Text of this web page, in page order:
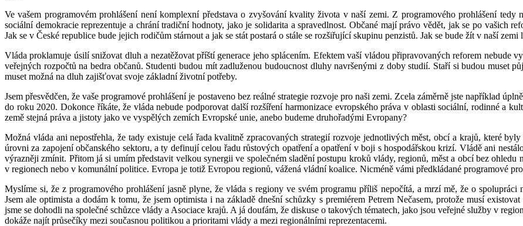
Ve vašem programovém prohlášení není komplexní představa o zvyšování kvality života v naší zemi. Z programového prohlášení tedy
sociální demokracie reprezentuje a chrání tradiční hodnoty, jako je solidarita a spravedlnost. Občané mají právo vědět, jak se po vašich
Jak se v České republice bude jejich rodičům stárnout a jak se stát postará o stále se rozšiřující skupinu penzistů. Jak se bude žít v naší
Vláda proklamuje úsilí snižovat dluh a nezatěžovat příští generace jeho splácením. Efektem vaší vládou připravovaných reforem nebude
veřejných rozpočtů na bedra občanů. Studenti budou mít zadluženou budoucnost dluhy navršenými z doby studií. Staří si budou muset
muset možná na dluh zajišťovat svoje základní životní potřeby.
Jsem přesvědčen, že vaše programové prohlášení je postaveno bez reálné strategie rozvoje pro naši zemi. Zcela záměrně jste například
do roku 2020. Dokonce říkáte, že vláda nebude podporovat další rozšíření harmonizace evropského práva v oblasti sociální, rodinné a
země stejná práva a jistoty jako ve vyspělých zemích Evropské unie, anebo budeme druhořadými Evropany?
Možná vláda ani nepostřehla, že tady existuje celá řada kvalitně zpracovaných strategií rozvoje jednotlivých měst, obcí a krajů, které
úrovni za zapojení občanského sektoru, a ty definují celou řadu růstových opatření a opatření v boji s hospodářskou krizí. Vládě ani
výrazněji zmínit. Přitom já si umím představit velkou synergii ve společném sladění postupu kroků vlády, regionů, měst a obcí bez
v regionech nebo v komunální politice. Evropa je totiž Evropou regionů, vážená vládní koalice. Nicméně vámi předkládané programové
Myslíme si, že z programového prohlášení jasně plyne, že vláda s regiony ve svém programu příliš nepočítá, a mrzí mě, že o
Jsem ale optimista a dodám k tomu, že jsem optimista i na základě dnešní schůzky s premiérem Petrem Nečasem, protože musí
jsme se dohodli na společné schůzce vlády a Asociace krajů. A já doufám, že diskuse o takových tématech, jako jsou veřejné služby v
dokáže najít průsečíky mezi současnou politikou a prioritami vlády a mezi regionálními reprezentacemi.